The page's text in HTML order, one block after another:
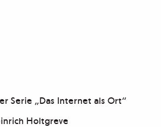
Serie „Das Internet als Ort“
Holtgreve